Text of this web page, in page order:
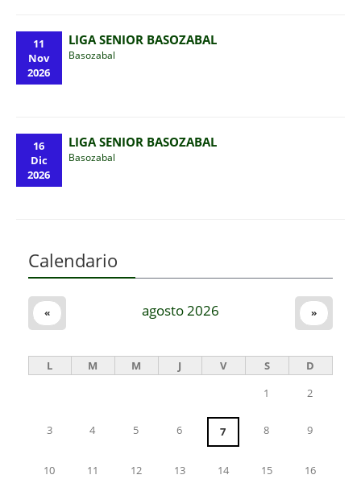
11
Nov
2026
LIGA SENIOR BASOZABAL
Basozabal
16
Dic
2026
LIGA SENIOR BASOZABAL
Basozabal
Calendario
agosto 2026
« »
L M M J V S
D
1
2
3 4 5 6 7 8 9
10 11 12 13 14 15 16